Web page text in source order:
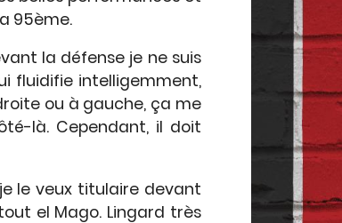
95ème.
la défense je ne suis
fluidifie intelligemment,
ou à gauche, ça me
là. Cependant, il doit
le veux titulaire devant
el Mago. Lingard très